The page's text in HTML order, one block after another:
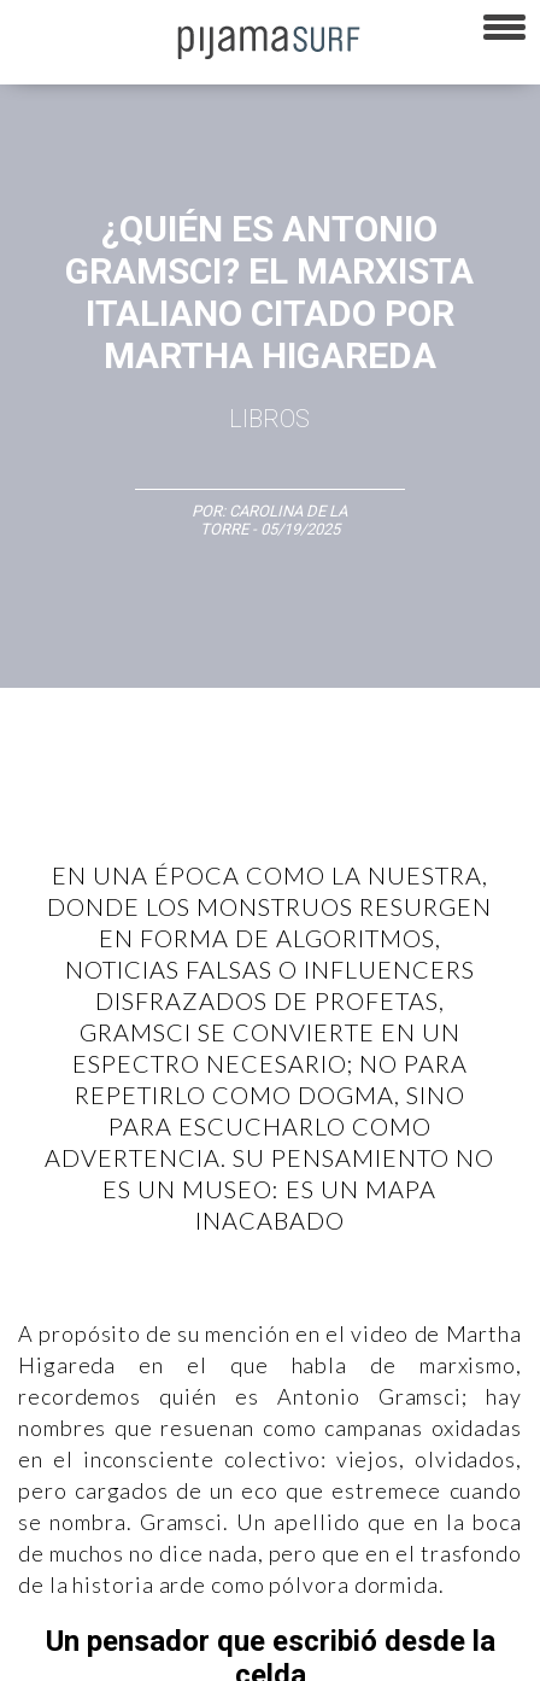
¿QUIÉN ES ANTONIO
GRAMSCI? EL MARXISTA
ITALIANO CITADO POR
MARTHA HIGAREDA
LIBROS
POR: CAROLINA DE LA
TORRE- 05/19/2025
EN UNA ÉPOCA COMO LA NUESTRA,
DONDE LOS MONSTRUOS RESURGEN
EN FORMA DE ALGORITMOS,
NOTICIAS FALSAS O INFLUENCERS
DISFRAZADOS DE PROFETAS,
GRAMSCI SE CONVIERTE EN UN
ESPECTRO NECESARIO; NO PARA
REPETIRLO COMO DOGMA, SINO
PARA ESCUCHARLO COMO
ADVERTENCIA. SU PENSAMIENTO NO
ES UN MUSEO: ES UN MAPA
INACABADO
A propósito de su mención en el video de Martha
Higareda en el que habla de marxismo,
recordemos quién es Antonio Gramsci; hay
nombres que resuenan como campanas oxidadas
en el inconsciente colectivo: viejos, olvidados,
pero cargados de un eco que estremece cuando
se nombra. Gramsci. Un apellido que en la boca
de muchos no dice nada, pero que en el trasfondo
de la historia arde como pólvora dormida.
Un pensador que escribió desde la